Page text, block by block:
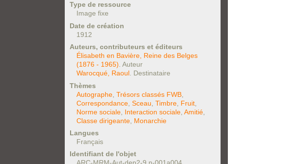
Type de ressource
Image fixe
Date de création
1912
Auteurs, contributeurs et éditeurs
Élisabeth en Bavière, Reine des Belges
(1876 - 1965). Auteur
Warocqué, Raoul. Destinataire
Thèmes
Autographe Trésors classés FWB
Correspondance Sceau Timbre Fruit
Norme sociale Interaction sociale Amitié
Classe dirigeante Monarchie
Langues
Français
Identifiant de l'objet